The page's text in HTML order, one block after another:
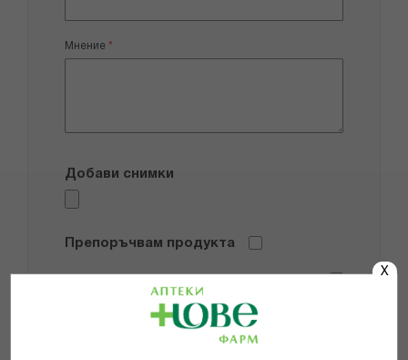
X
Мнение
Добави снимки
Препоръчвам продукта
Общите условия и политиката за
поверителност *